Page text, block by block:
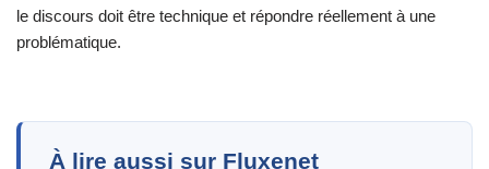
le discours doit être technique et répondre réellement à une
problématique.
À lire aussi sur Fluxenet